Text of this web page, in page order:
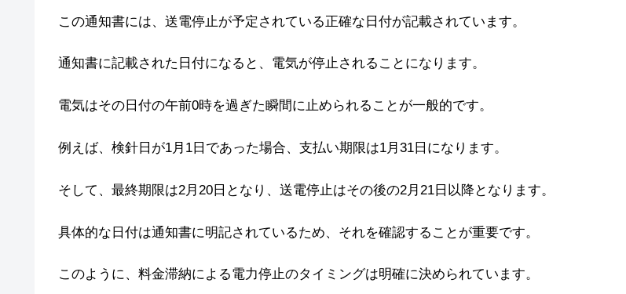
この通知書には、送電停止が予定されている正確な日付が記載されています。
通知書に記載された日付になると、電気が停止されることになります。
電気はその日付の午前0時を過ぎた瞬間に止められることが一般的です。
例えば、検針日が1月1日であった場合、支払い期限は1月31日になります。
そして、最終期限は2月20日となり、送電停止はその後の2月21日以降となります。
具体的な日付は通知書に明記されているため、それを確認することが重要です。
このように、料金滞納による電力停止のタイミングは明確に決められています。